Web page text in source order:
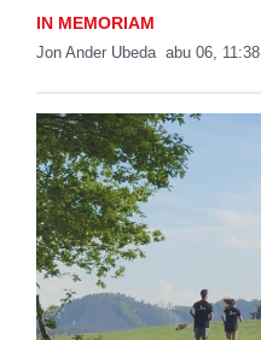
IN MEMORIAM
Jon Ander Ubeda abu 06, 11:38